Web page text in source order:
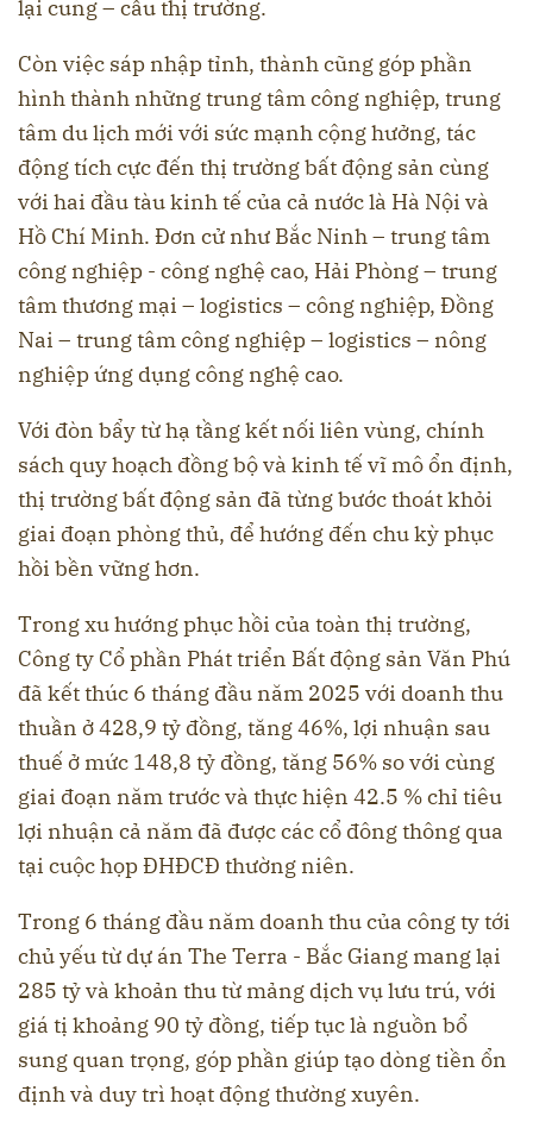
lại cung – cầu thị trường.
Còn việc sáp nhập tỉnh, thành cũng góp phần
hình thành những trung tâm công nghiệp, trung
tâm du lịch mới với sức mạnh cộng hưởng, tác
động tích cực đến thị trường bất động sản cùng
với hai đầu tàu kinh tế của cả nước là Hà Nội và
Hồ Chí Minh. Đơn cử như Bắc Ninh – trung tâm
công nghiệp - công nghệ cao, Hải Phòng – trung
tâm thương mại – logistics – công nghiệp, Đồng
Nai – trung tâm công nghiệp – logistics – nông
nghiệp ứng dụng công nghệ cao.
Với đòn bẩy từ hạ tầng kết nối liên vùng, chính
sách quy hoạch đồng bộ và kinh tế vĩ mô ổn định,
thị trường bất động sản đã từng bước thoát khỏi
giai đoạn phòng thủ, để hướng đến chu kỳ phục
hồi bền vững hơn.
Trong xu hướng phục hồi của toàn thị trường,
Công ty Cổ phần Phát triển Bất động sản Văn Phú
đã kết thúc 6 tháng đầu năm 2025 với doanh thu
thuần ở 428,9 tỷ đồng, tăng 46%, lợi nhuận sau
thuế ở mức 148,8 tỷ đồng, tăng 56% so với cùng
giai đoạn năm trước và thực hiện 42.5 % chỉ tiêu
lợi nhuận cả năm đã được các cổ đông thông qua
tại cuộc họp ĐHĐCĐ thường niên.
Trong 6 tháng đầu năm doanh thu của công ty tới
chủ yếu từ dự án The Terra - Bắc Giang mang lại
285 tỷ và khoản thu từ mảng dịch vụ lưu trú, với
giá tị khoảng 90 tỷ đồng, tiếp tục là nguồn bổ
sung quan trọng, góp phần giúp tạo dòng tiền ổn
định và duy trì hoạt động thường xuyên.